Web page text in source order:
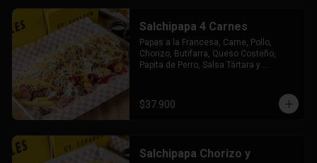
Salchipapa 4 Carnes
Papas a la Francesa, Carne, Pollo,
Chorizo, Butifarra, Queso Costeño,
Papita de Perro, Salsa Tártara y
$37.900
Salchipapa Chorizo y